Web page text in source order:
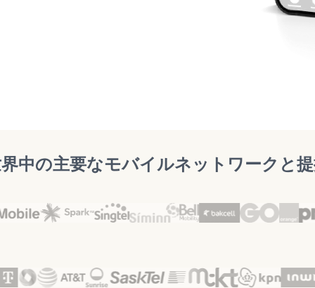
中の主要なモバイルネットワークと